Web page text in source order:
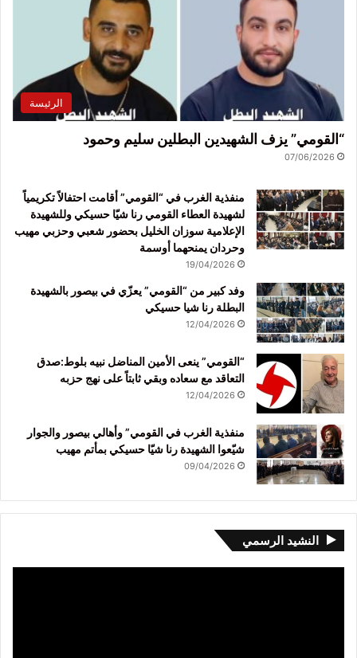
الرئيسة
“القومي” يزف الشهيدين البطلين سليم وحمود
07/06/2026
منفذية الغرب في “القومي” أقامت احتفالاً تكريمياً
لشهيدة العطاء القومي رنا شيّا حسيكي وللشهيدة
الإعلامية سوزان الخليل بحضور شعبي وحزبي مهيب
وحردان يمنحهما أوسمة
19/04/2026
وفد كبير من “القومي” يعزّي في بيصور بالشهيدة
البطلة رنا شيا حسيكي
12/04/2026
“القومي” ينعى الأمين المناضل نبيه بلوط:صدق
التعاقد مع سعاده وبقي ثابتاً على نهج حزبه
12/04/2026
منفذية الغرب في القومي” وأهالي بيصور والجوار
شيّعوا الشهيدة رنا شيّا حسيكي بمأتم مهيب
09/04/2026
النشيد الرسمي